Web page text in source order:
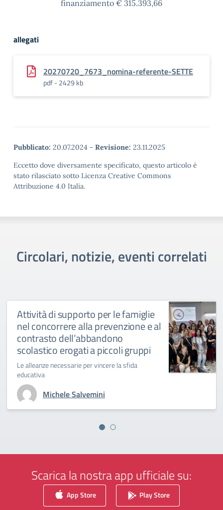
finanziamento € 315.393,66
allegati
20270720_7673_nomina-referente-SETTE
pdf - 2429 kb
Pubblicato: 20.07.2024 - Revisione: 23.11.2025
Eccetto dove diversamente specificato, questo articolo è
stato rilasciato sotto Licenza Creative Commons
Attribuzione 4.0 Italia.
Circolari, notizie, eventi correlati
Attività di supporto per le famiglie
nel concorrere alla prevenzione e al
contrasto dell’abbandono
scolastico erogati a piccoli gruppi
Le alleanze necessarie per vincere la sfida
educativa
Michele Salvemini
Scarica la nostra app ufficiale su:
App Store Play Store